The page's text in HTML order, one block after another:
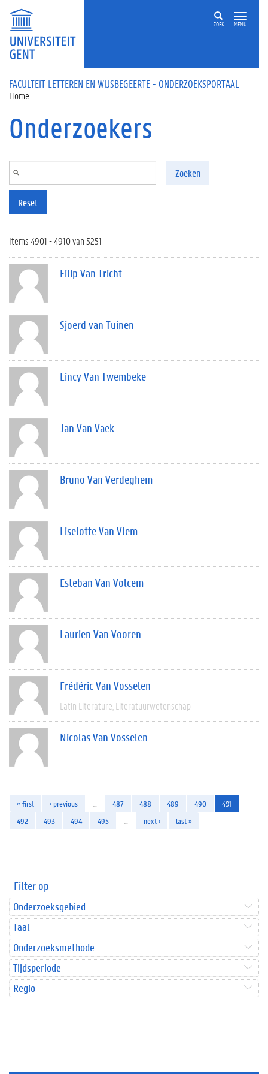
Overslaan en naar de inhoud gaan
ZOEK MENU
FACULTEIT LETTEREN EN WIJSBEGEERTE - ONDERZOEKSPORTAAL
Home
Onderzoekers
Zoeken
Reset
Items 4901 - 4910 van 5251
Filip Van Tricht
Sjoerd van Tuinen
Lincy Van Twembeke
Jan Van Vaek
Bruno Van Verdeghem
Liselotte Van Vlem
Esteban Van Volcem
Laurien Van Vooren
Frédéric Van Vosselen
Latin Literature Literatuurwetenschap
Nicolas Van Vosselen
« first ‹ previous 487 488 489 490
491
492
493 494 495 next › last »
Filter op
Onderzoeksgebied
Taal
Onderzoeksmethode
Tijdsperiode
Regio